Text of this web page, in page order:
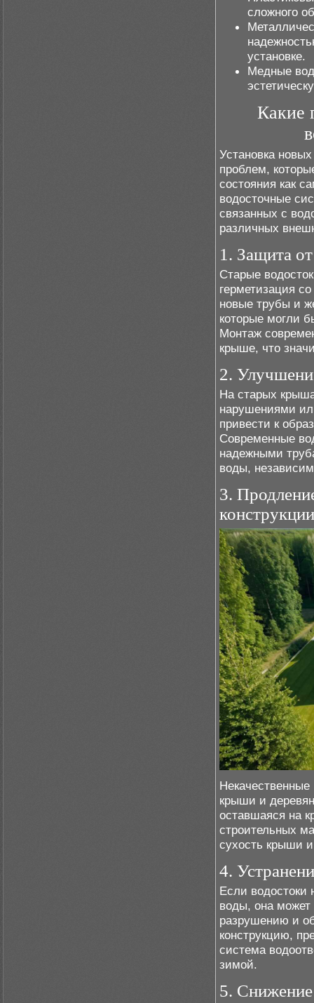
сложного
установке.
Медные
Какие
Установка
проблем,
состояния как
водосточные
связанных с
различных
1. Защита
Старые
герметизация
новые трубы и
которые могли
Монтаж
крыше, что
2.
На старых
нарушениями
привести к
Современные
надежными
воды,
3.
конструкции
Некачественные
крыши и
оставшаяся на
строительных
сухость крыши
4.
Если водостоки
воды, она может
разрушению и
конструкцию,
система
зимой.
5. Снижение